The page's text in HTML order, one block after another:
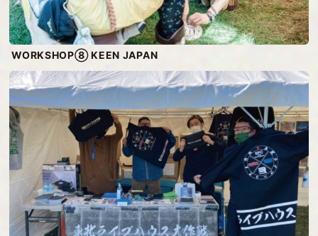
WORKSHOP⑧ KEEN JAPAN